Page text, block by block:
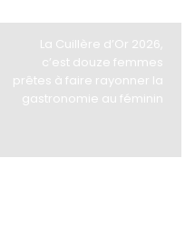
La Cuillère d’Or 2026,
c’est douze femmes
prêtes à faire rayonner la
gastronomie au féminin